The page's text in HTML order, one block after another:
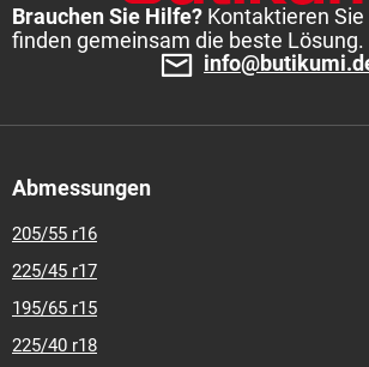
Brauchen Sie Hilfe? Kontaktieren
finden gemeinsam die beste Lösung.
Abmessungen
205/55 r16
225/45 r17
195/65 r15
225/40 r18